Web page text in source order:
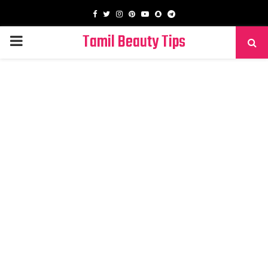
Facebook
TwitterInstagram
PinterestYoutube
SnapchatTelegram
PRIMARY
Tamil Beauty Tips